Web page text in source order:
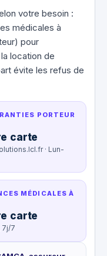
votre besoin :
médicales à
pour
location de
évite les refus de
PORTEUR
carte
· Lun-
MÉDICALES À
carte
7j/7